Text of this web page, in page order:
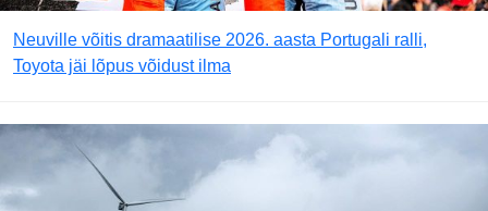
Neuville võitis dramaatilise 2026. aasta Portugali ralli,
Toyota jäi lõpus võidust ilma